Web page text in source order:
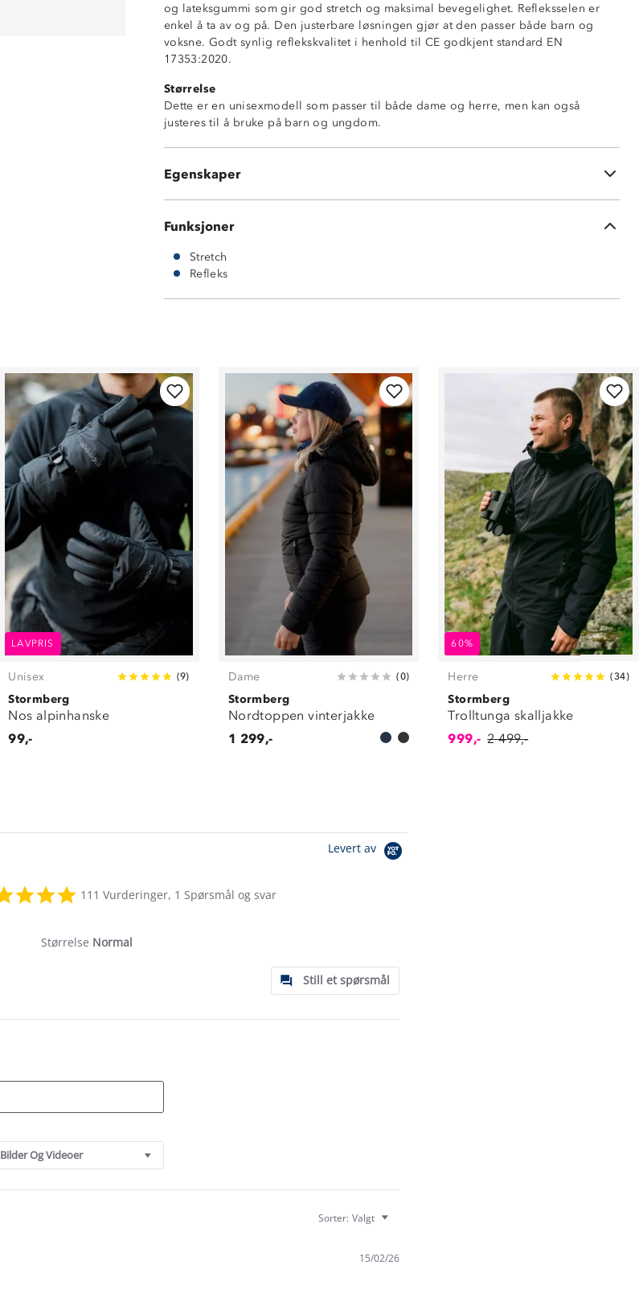
og lateksgummi som gir god stretch og maksimal bevegelighet. Refleksselen er
enkel å ta av og på. Den justerbare løsningen gjør at den passer både barn og
voksne. Godt synlig reflekskvalitet i henhold til CE godkjent standard EN
17353:2020.
Størrelse
Dette er en unisexmodell som passer til både dame og herre, men kan også
justeres til å bruke på barn og ungdom.
Egenskaper
Justeringsmuligheter
Kraftig refleks
God stretch
CE standard EN 17353: 2020
Funksjoner
Stretch
Refleks
LAVPRIS
Unisex (9)
Stormberg
Nos alpinhanske
99,-
Dame (0)
Stormberg
Nordtoppen vinterjakke
1 299,-
60%
Herre (34)
Stormberg
Trolltunga skalljakke
999,- 2 499,-
Levert av
star
111 Vurderinger, 1 Spørsmål og svar
Størrelse Normal
Still et spørsmål
Bilder Og Videoer
Sorter: Valgt
15/02/26